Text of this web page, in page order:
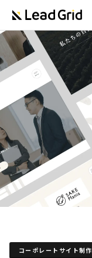
コーポレートサイト制作